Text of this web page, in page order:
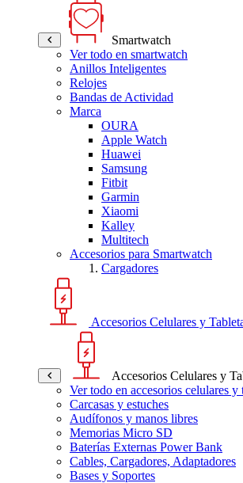
Smartwatch
Ver todo en smartwatch
Anillos Inteligentes
Relojes
Bandas de Actividad
Marca
OURA
Apple Watch
Huawei
Samsung
Fitbit
Garmin
Xiaomi
Kalley
Multitech
Accesorios para Smartwatch
Cargadores
Accesorios Celulares y
Accesorios Celulares y
Ver todo en accesorios celulares y
Carcasas y estuches
Audífonos y manos libres
Memorias Micro SD
Baterías Externas Power Bank
Cables, Cargadores, Adaptadores
Bases y Soportes